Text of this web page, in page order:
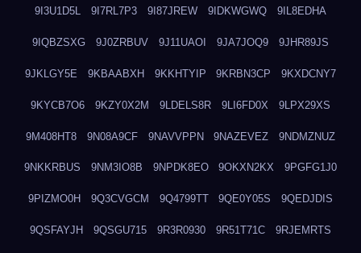
9I3U1D5L 9I7RL7P3 9I87JREW 9IDKWGWQ 9IL8EDHA
9IQBZSXG 9J0ZRBUV 9J11UAOI 9JA7JOQ9 9JHR89JS
9JKLGY5E 9KBAABXH 9KKHTYIP 9KRBN3CP 9KXDCNY7
9KYCB7O6 9KZY0X2M 9LDELS8R 9LI6FD0X 9LPX29XS
9M408HT8 9N08A9CF 9NAVVPPN 9NAZEVEZ 9NDMZNUZ
9NKKRBUS 9NM3IO8B 9NPDK8EO 9OKXN2KX 9PGFG1J0
9PIZMO0H 9Q3CVGCM 9Q4799TT 9QE0Y05S 9QEDJDIS
9QSFAYJH 9QSGU715 9R3R0930 9R51T71C 9RJEMRTS